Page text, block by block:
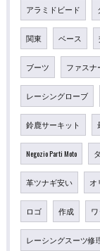
アラミドビード
関東 ベース
ブーツ ファスナ
レーシングローブ
鈴鹿サーキット
Negozio Parti Moto
革ツナギ安い オ
ロゴ 作成
レーシングスーツ修